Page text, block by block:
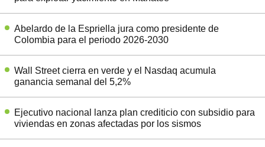
Abelardo de la Espriella jura como presidente de
Colombia para el periodo 2026-2030
Wall Street cierra en verde y el Nasdaq acumula
ganancia semanal del 5,2%
Ejecutivo nacional lanza plan crediticio con subsidio para
viviendas en zonas afectadas por los sismos